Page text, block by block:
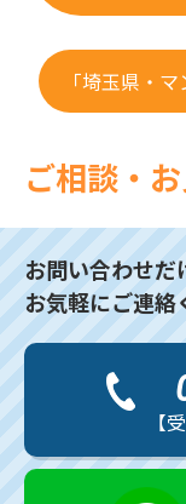
「埼玉県・
ご相談・
お問い合わせだ
お気軽にご連絡
【